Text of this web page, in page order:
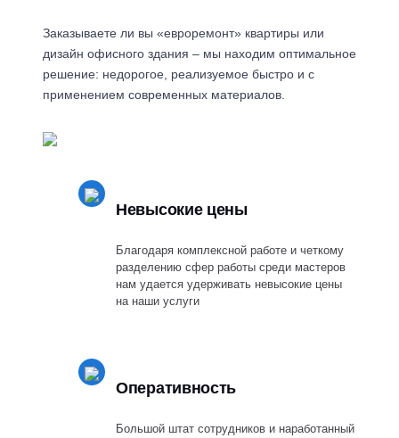
Заказываете ли вы «евроремонт» квартиры или
дизайн офисного здания – мы находим оптимальное
решение: недорогое, реализуемое быстро и с
применением современных материалов.
Невысокие цены
Благодаря комплексной работе и четкому
разделению сфер работы среди мастеров
нам удается удерживать невысокие цены
на наши услуги
Оперативность
Большой штат сотрудников и наработанный